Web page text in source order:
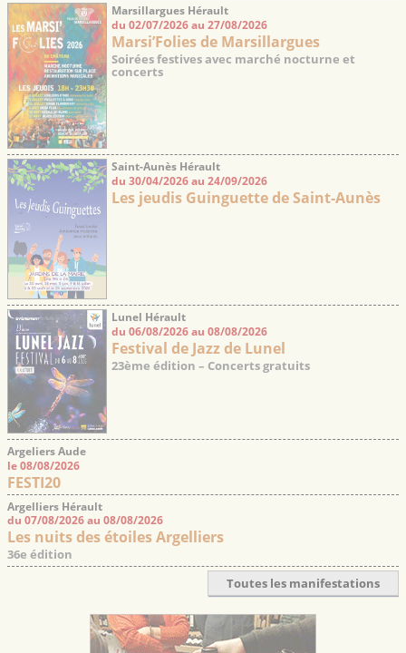
Marsillargues Hérault
du 02/07/2026 au 27/08/2026
Marsi’Folies de Marsillargues
Soirées festives avec marché nocturne et
concerts
Saint-Aunès Hérault
du 30/04/2026 au 24/09/2026
Les jeudis Guinguette de Saint-Aunès
Lunel Hérault
du 06/08/2026 au 08/08/2026
Festival de Jazz de Lunel
23ème édition – Concerts gratuits
Argeliers Aude
le 08/08/2026
FESTI20
Argelliers Hérault
du 07/08/2026 au 08/08/2026
Les nuits des étoiles Argelliers
36e édition
Toutes les manifestations